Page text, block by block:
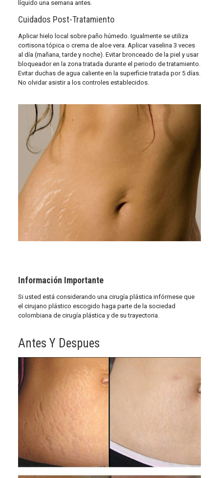
líquido una semana antes.
Cuidados Post-Tratamiento
Aplicar hielo local sobre paño húmedo. Igualmente se utiliza
cortisona tópica o crema de aloe vera. Aplicar vaselina 3 veces
al día (mañana, tarde y noche). Evitar bronceado de la piel y usar
bloqueador en la zona tratada durante el periodo de tratamiento.
Evitar duchas de agua caliente en la superficie tratada por 5 días.
No olvidar asistir a los controles establecidos.
Información Importante
Si usted está considerando una cirugía plástica infórmese que
el cirujano plástico escogido haga parte de la sociedad
colombiana de cirugía plástica y de su trayectoria.
Antes Y Despues